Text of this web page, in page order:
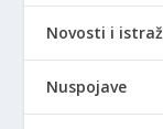
Novosti i
Nuspojave